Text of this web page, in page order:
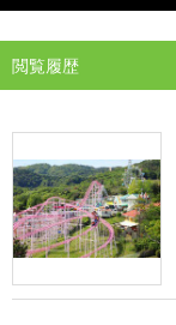
閲覧履歴